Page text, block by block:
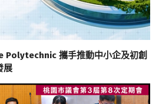
Polytechnic 攜手推動中小企及初創
展